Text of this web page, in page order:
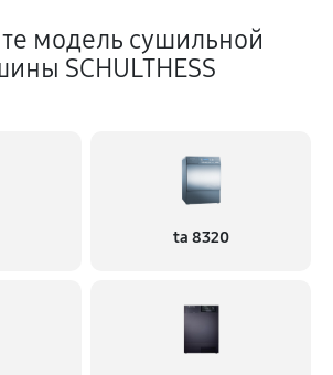
модель сушильной
SCHULTHESS
ta 8320